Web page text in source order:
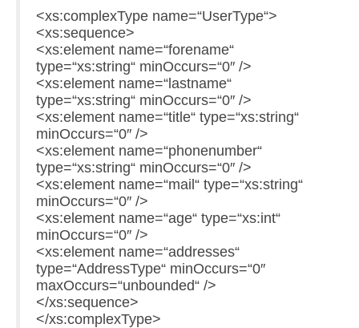
<xs:complexType name=“UserType“>
<xs:sequence>
<xs:element name=“forename“
type=“xs:string“ minOccurs=“0″ />
<xs:element name=“lastname“
type=“xs:string“ minOccurs=“0″ />
<xs:element name=“title“ type=“xs:string“
minOccurs=“0″ />
<xs:element name=“phonenumber“
type=“xs:string“ minOccurs=“0″ />
<xs:element name=“mail“ type=“xs:string“
minOccurs=“0″ />
<xs:element name=“age“ type=“xs:int“
minOccurs=“0″ />
<xs:element name=“addresses“
type=“AddressType“ minOccurs=“0″
maxOccurs=“unbounded“ />
</xs:sequence>
</xs:complexType>